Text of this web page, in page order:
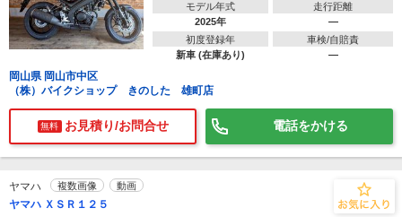
モデル年式
2025年
走行距離
―
初度登録年
新車 (在庫あり)
車検/自賠責
―
岡山県 岡山市中区
（株）バイクショップ きのした 雄町店
無料 お見積り/お問合せ 電話をかける
ヤマハ 複数画像 動画
ヤマハ ＸＳＲ１２５